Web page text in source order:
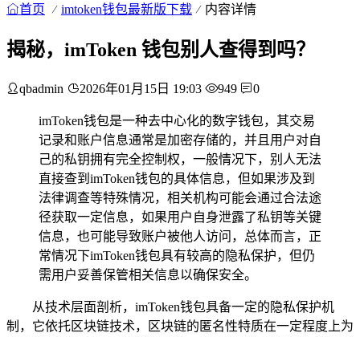
首页 imtoken钱包最新版下载 内容详情
揭秘，imToken 钱包别人查得到吗？
qbadmin 2026年01月15日 19:03 949 0
imToken钱包是一种去中心化的数字钱包，其交易
记录和账户信息通常是加密存储的，并且用户对自
己的私钥拥有完全控制权，一般情况下，别人无法
直接查到imToken钱包的具体信息，但如果涉及到
法律调查等特殊情况，相关机构可能会通过合法途
径获取一定信息，如果用户自身泄露了私钥等关键
信息，也可能导致账户被他人访问，总体而言，正
常情况下imToken钱包具有较高的隐私保护，但仍
需用户妥善保管相关信息以确保安全。
从技术层面剖析，imToken钱包具备一定的隐私保护机
制，它依托区块链技术，区块链的匿名性特质在一定程度上为